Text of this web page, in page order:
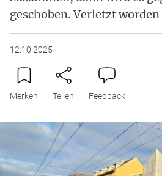
geschoben. Verletzt
12.10.2025
Merken Teilen Feedback